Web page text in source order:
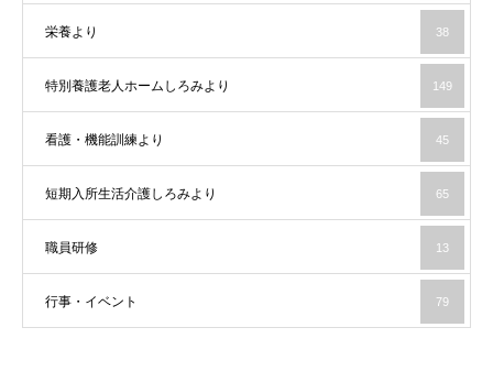
栄養より 38
特別養護老人ホームしろみより 149
看護・機能訓練より 45
短期入所生活介護しろみより 65
職員研修 13
行事・イベント 79